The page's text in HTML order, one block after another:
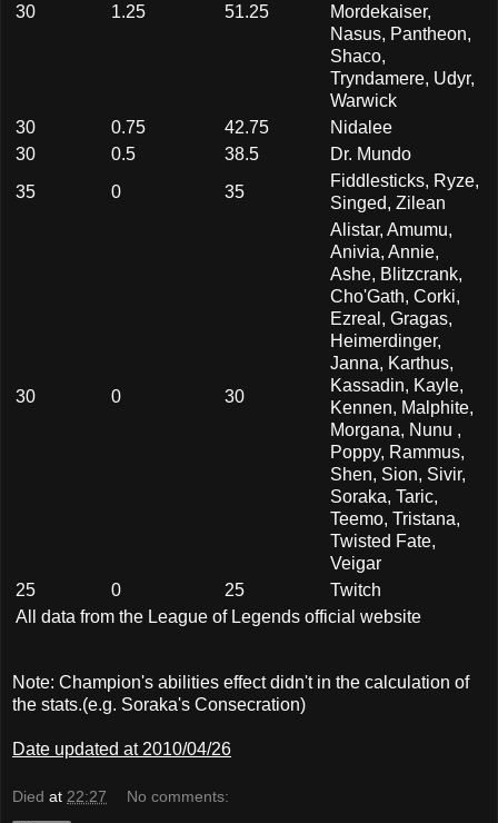
All data from the League of Legends official website
30 1.25 51.25
Mordekaiser,
Nasus, Pantheon,
Shaco,
Tryndamere, Udyr,
Warwick
30
0.75 42.75
Nidalee
30
0.5 38.5
Dr. Mundo
35
0 35
Fiddlesticks, Ryze,
Singed, Zilean
30 0 30
Alistar, Amumu,
Anivia, Annie,
Ashe, Blitzcrank,
Cho'Gath, Corki,
Ezreal, Gragas,
Heimerdinger,
Janna, Karthus,
Kassadin, Kayle,
Kennen, Malphite,
Morgana, Nunu ,
Poppy, Rammus,
Shen, Sion, Sivir,
Soraka, Taric,
Teemo, Tristana,
Twisted Fate,
Veigar
25
0 25 Twitch
Note: Champion's abilities effect didn't in the calculation of
the stats.(e.g. Soraka's Consecration)
Date updated at 2010/04/26
Died at 22:27 No comments: